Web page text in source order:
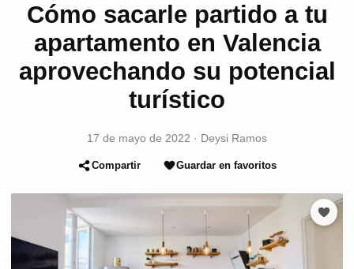
Cómo sacarle partido a tu
apartamento en Valencia
aprovechando su potencial
turístico
17 de mayo de 2022 · Deysi Ramos
Compartir Guardar en favoritos